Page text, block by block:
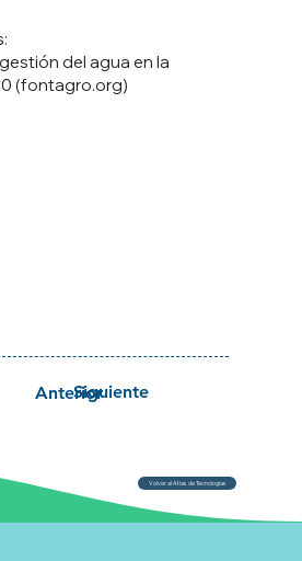
del agua en la
(fontagro.org)
Siguiente
Anterior
Volver al Atlas de Tecnologías